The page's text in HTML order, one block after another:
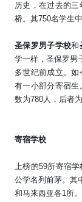
历史，在过去的
桥。其750名学生
圣保罗男子学校和
学一样，圣保罗男
多世纪前成立。
有一小部分寄宿生
数为780人，后者为
寄宿学校
上榜的59所寄宿学
公学名列前茅。其
和马来西亚各1所